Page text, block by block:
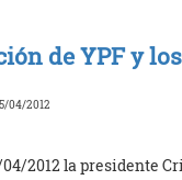
de YPF y
04/2012
04/2012 la presidente